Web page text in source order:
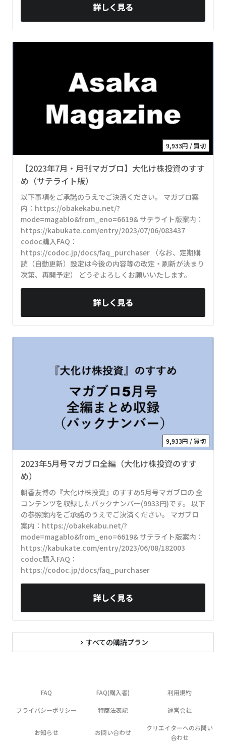
詳しく見る
9,933円 / 買切
【2023年7月・月刊マガブロ】大化け株投資のすす
め（サテライト版）
以下事項をご承諾のうえでご決済ください。 マガブロ案
内：https://obakekabu.net/?
mode=magablo&from_eno=6619& サテライト版案内：
https://kabukate.com/entry/2023/07/06/083437
codoc購入FAQ：
https://codoc.jp/docs/faq_purchaser （なお、定期購
読（自動更新）設定は今後の内容等の改定・刷新が決まり
次第、再開予定） どうぞよろしくお願いいたします。
詳しく見る
9,933円 / 買切
2023年5月号マガブロ全編（大化け株投資のすす
め）
朝香友博の『大化け株投資』のすすめ5月号マガブロの 全
コンテンツを収録したバックナンバー(9933円)です。 以下
の参照案内をご承諾のうえでご決済ください。 マガブロ
案内：https://obakekabu.net/?
mode=magablo&from_eno=6619& サテライト版案内：
https://kabukate.com/entry/2023/06/08/182003
codoc購入FAQ：
https://codoc.jp/docs/faq_purchaser
詳しく見る
navigate_next すべての購読プラン
FAQ FAQ(購入者) 利用規約
プライバシーポリシー 特商法表記 運営会社
お知らせ お問い合わせ
クリエイターへのお問い
合わせ